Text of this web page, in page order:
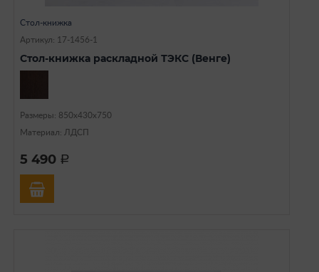
Стол-книжка
Артикул: 17-1456-1
Стол-книжка раскладной ТЭКС (Венге)
Размеры: 850х430х750
Материал: ЛДСП
5 490 a